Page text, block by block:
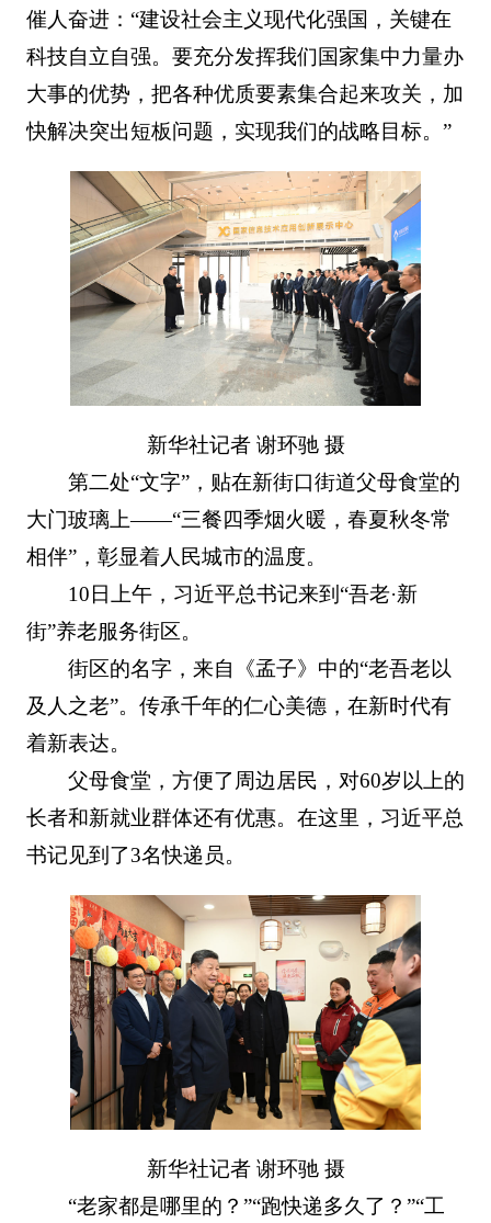
催人奋进：“建设社会主义现代化强国，关键在
科技自立自强。要充分发挥我们国家集中力量办
大事的优势，把各种优质要素集合起来攻关，加
快解决突出短板问题，实现我们的战略目标。”
新华社记者 谢环驰 摄
第二处“文字”，贴在新街口街道父母食堂的
大门玻璃上——“三餐四季烟火暖，春夏秋冬常
相伴”，彰显着人民城市的温度。
10日上午，习近平总书记来到“吾老·新
街”养老服务街区。
街区的名字，来自《孟子》中的“老吾老以
及人之老”。传承千年的仁心美德，在新时代有
着新表达。
父母食堂，方便了周边居民，对60岁以上的
长者和新就业群体还有优惠。在这里，习近平总
书记见到了3名快递员。
新华社记者 谢环驰 摄
“老家都是哪里的？”“跑快递多久了？”“工